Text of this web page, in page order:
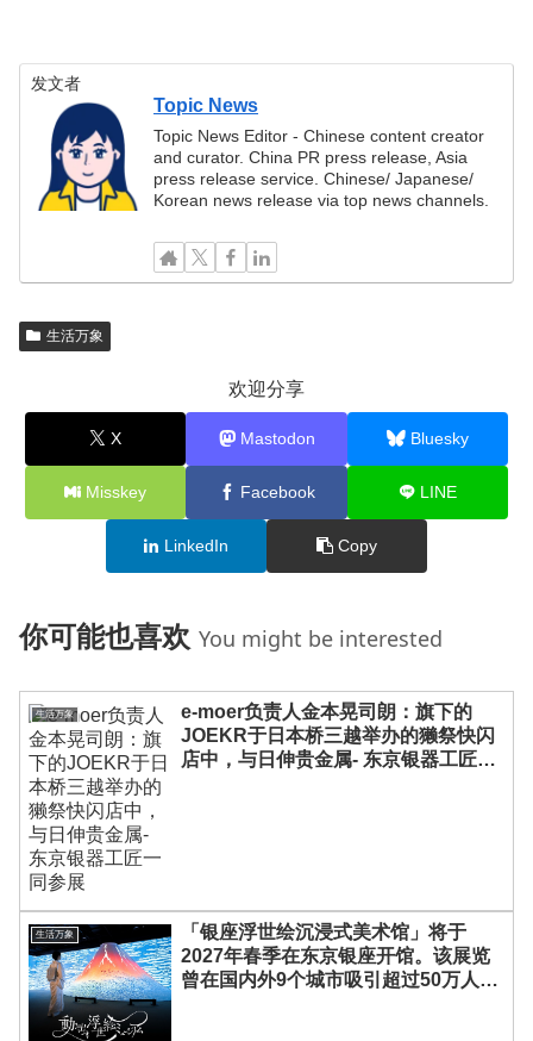
发文者
Topic News
Topic News Editor - Chinese content creator
and curator. China PR press release, Asia
press release service. Chinese/ Japanese/
Korean news release via top news channels.
生活万象
欢迎分享
X Mastodon Bluesky
Misskey Facebook LINE
LinkedIn Copy
你可能也喜欢 You might be interested
生活万象
e-moer负责人金本晃司朗：旗下的
JOEKR于日本桥三越举办的獭祭快闪
店中，与日伸贵金属- 东京银器工匠一
生活万象
「银座浮世绘沉浸式美术馆」将于
2027年春季在东京银座开馆。该展览
曾在国内外9个城市吸引超过50万人参